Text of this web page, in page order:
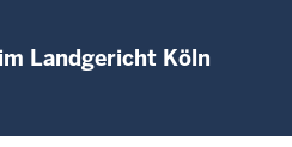
Landgericht Köln